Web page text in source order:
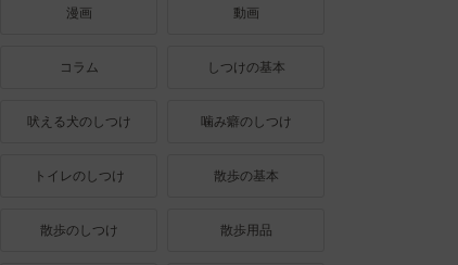
漫画 動画
コラム しつけの基本
吠える犬のしつけ 噛み癖のしつけ
トイレのしつけ 散歩の基本
散歩のしつけ 散歩用品